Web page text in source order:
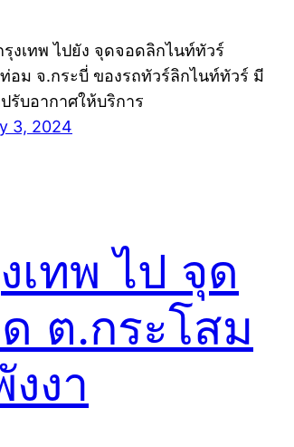
รุงเทพ ไปยัง จุดจอดลิกไนท์ทัวร์
อม จ.กระบี่ ของรถทัวร์ลิกไนท์ทัวร์ มี
รับอากาศให้บริการ
3, 2024
เทพ ไป จุด
ต.กระโสม
งา